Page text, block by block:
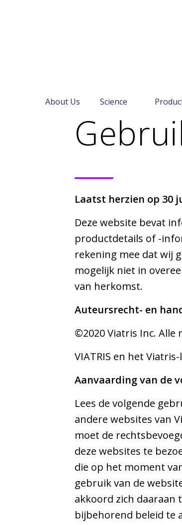
About Us Science
Laatst herzien op 30
Deze website bevat
productdetails of -
rekening mee dat wij
mogelijk niet in
van herkomst.
Auteursrecht- en
©2020 Viatris Inc.
VIATRIS en het
Aanvaarding van de
Lees de volgende
andere websites van
moet de
deze websites te
die op het moment
gebruik van de
akkoord zich daaraan
bijbehorend beleid te